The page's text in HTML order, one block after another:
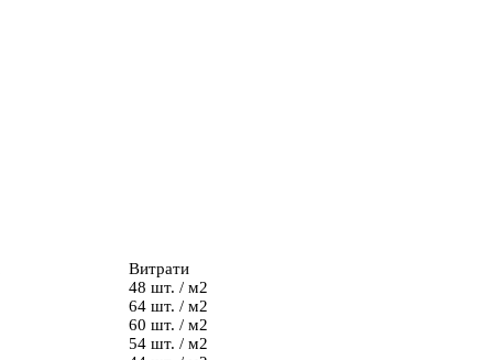
Витрати
48 шт. / м2
64 шт. / м2
60 шт. / м2
54 шт. / м2